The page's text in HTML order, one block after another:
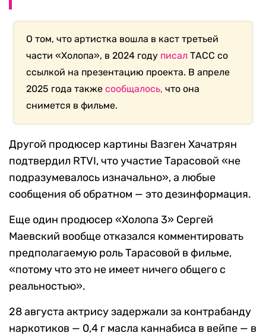
О том, что артистка вошла в каст третьей
части «Холопа», в 2024 году писал ТАСС со
ссылкой на презентацию проекта. В апреле
2025 года такжесообщалось, что она
снимется в фильме.
Другой продюсер картины Вазген Хачатрян
подтвердил RTVI, что участие Тарасовой «не
подразумевалось изначально», а любые
сообщения об обратном — это дезинформация.
Еще один продюсер «Холопа 3» Сергей
Маевский вообще отказался комментировать
предполагаемую роль Тарасовой в фильме,
«потому что это не имеет ничего общего с
реальностью».
28 августа актрису задержали за контрабанду
наркотиков — 0,4 г масла каннабиса в вейпе — в